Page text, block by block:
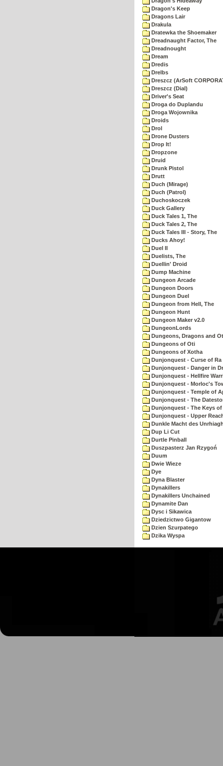
Dragon's Keep
Dragons Lair
Drakula
Dratewka the Shoemaker
Dreadnaught Factor, The
Dreadnought
Dream
Dredis
Drelbs
Dreszcz (ArSoft
Dreszcz (Dial)
Driver's Seat
Droga do Duplandu
Droga Wojownika
Droids
Drol
Drone Dusters
Drop It!
Dropzone
Druid
Drunk Pistol
Drutt
Duch (Mirage)
Duch (Patrol)
Duchoskoczek
Duck Gallery
Duck Tales 1, The
Duck Tales 2, The
Duck Tales III - Story, The
Ducks Ahoy!
Duel II
Duelists, The
Duellin' Droid
Dump Machine
Dungeon Arcade
Dungeon Doors
Dungeon Duel
Dungeon from Hell, The
Dungeon Hunt
Dungeon Maker v2.0
DungeonLords
Dungeons, Dragons and
Dungeons of Oti
Dungeons of Xotha
Dunjonquest - Curse of Ra
Dunjonquest - Danger in
Dunjonquest - Hellfire
Dunjonquest - Morloc's
Dunjonquest - Temple of
Dunjonquest - The
Dunjonquest - The Keys
Dunjonquest - Upper
Dunkle Macht des
Dup Li Cut
Durtle Pinball
Duszpasterz Jan Rzygoń
Duum
Dwie Wieze
Dye
Dyna Blaster
Dynakillers
Dynakillers Unchained
Dynamite Dan
Dysc i Sikawica
Dziedzictwo Gigantow
Dzien Szurpatego
Dzika Wyspa